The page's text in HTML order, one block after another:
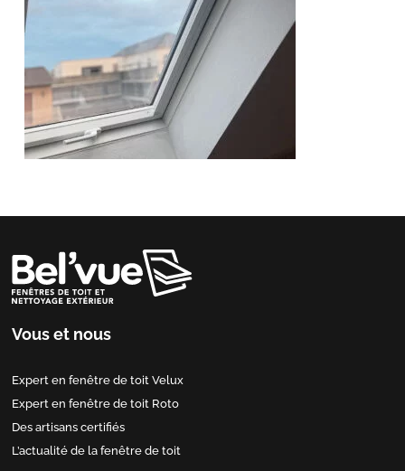
Vous et nous
Expert en fenêtre de toit Velux
Expert en fenêtre de toit Roto
Des artisans certifiés
L’actualité de la fenêtre de toit